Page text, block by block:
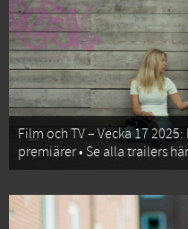
Film och TV – Vecka 17
premiärer • Se alla trailers här